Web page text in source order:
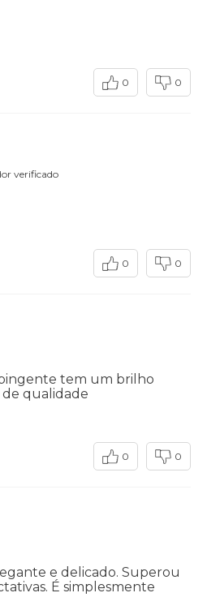
0 0
verificado
0 0
tem um brilho
qualidade
0 0
e delicado. Superou
É simplesmente